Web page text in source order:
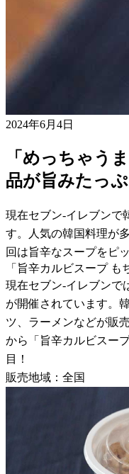
2024年6月4日
「めっちゃう
品が旨みたっ
現在セブン-イレブンで
す。人気の韓国料理が
回は旨辛なスープをピ
「旨辛カルビスープ も
現在セブン-イレブンで
が開催されています。
ツ、ラーメンなどが販
から「旨辛カルビスー
目！
販売地域：全国